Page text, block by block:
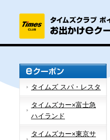
タイムズ スパ・レスタ
タイムズカー×富士急
ハイランド
タイムズカー×東京サ